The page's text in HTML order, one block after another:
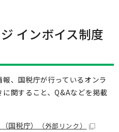
インボイス制度
、国税庁が行っているオンラ
関すること、Q&Aなどを掲載
国税庁）
（外部リンク）